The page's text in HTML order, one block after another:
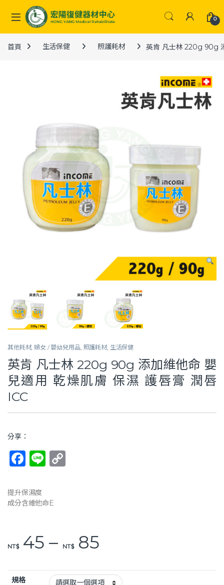
Skip to navigation
Skip to content
0
首頁 生活保健 照護耗材 英肯 凡士林 220g 90g
其他耗材,婦女 / 嬰幼兒用品, 照護耗材, 生活保健
英肯 凡士林 220g 90g 添加維他命 嬰
兒適用 乾燥肌膚 保濕 護唇膏 潤唇
ICC
分享：
F
c
e
o
o
k
Li
k
提升保濕度
成分含維他命E
NT$45 – NT$85
規格